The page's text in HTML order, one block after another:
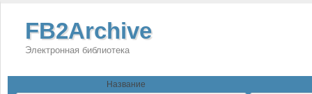
FB2Archive
Электронная библиотека
Название